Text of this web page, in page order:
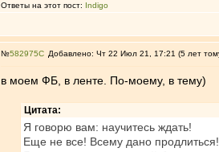
Ответы на этот пост: Indigo
№582975 Добавлено: Чт 22 Июл 21, 17:21 (5 лет
в моем ФБ, в ленте. По-моему, в тему)
Цитата:
Я говорю вам: научитесь ждать!
Еще не все! Всему дано продлиться!